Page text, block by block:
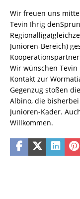
Wir freuen uns
Tevin Ihrig
Junioren-Bereich)
Wir wünschen
Kontakt zur
Gegenzug stoßen
Albino, die
Junioren-Kader.
Willkommen.